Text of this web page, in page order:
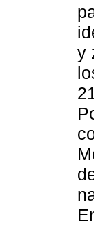
y